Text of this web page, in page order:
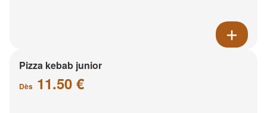
Pizza kebab junior
Dès 11.50 €